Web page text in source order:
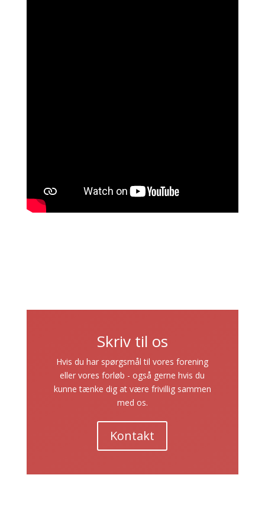
Skriv til os
Hvis du har spørgsmål til vores forening
eller vores forløb - også gerne hvis du
kunne tænke dig at være frivillig sammen
med os.
Kontakt